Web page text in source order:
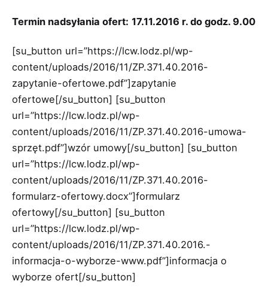
Termin nadsyłania ofert: 17.11.2016 r. do godz. 9.00
[su_button url=”https://lcw.lodz.pl/wp-
content/uploads/2016/11/ZP.371.40.2016-
zapytanie-ofertowe.pdf”]zapytanie
ofertowe[/su_button] [su_button
url=”https://lcw.lodz.pl/wp-
content/uploads/2016/11/ZP.371.40.2016-umowa-
sprzęt.pdf”]wzór umowy[/su_button] [su_button
url=”https://lcw.lodz.pl/wp-
content/uploads/2016/11/ZP.371.40.2016-
formularz-ofertowy.docx”]formularz
ofertowy[/su_button] [su_button
url=”https://lcw.lodz.pl/wp-
content/uploads/2016/11/ZP.371.40.2016.-
informacja-o-wyborze-www.pdf”]informacja o
wyborze ofert[/su_button]